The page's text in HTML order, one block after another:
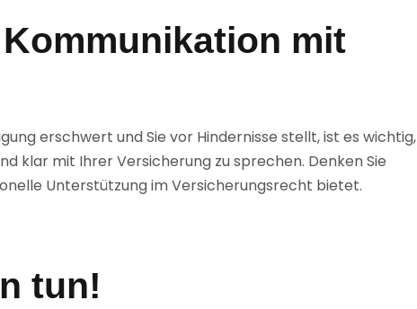
mit
erschwert und Sie vor Hindernisse stellt, ist es wichtig,
klar mit Ihrer Versicherung zu sprechen. Denken Sie
Unterstützung im Versicherungsrecht bietet.
tun!